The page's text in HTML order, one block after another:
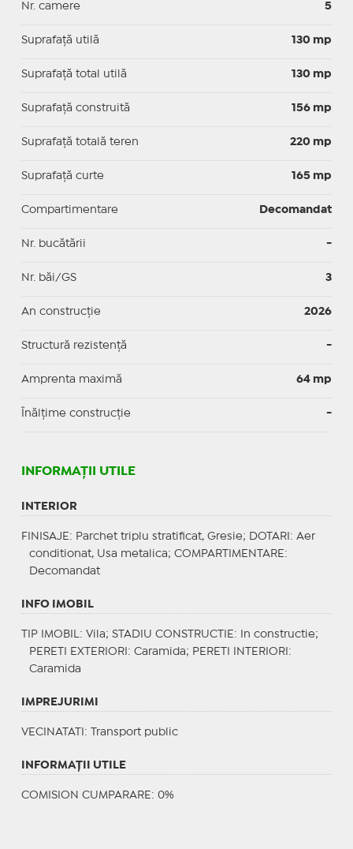
Nr. camere 5
Suprafaţă utilă 130 mp
Suprafaţă total utilă 130 mp
Suprafaţă construită 156 mp
Suprafață totală teren 220 mp
Suprafaţă curte 165 mp
Compartimentare Decomandat
Nr. bucătării -
Nr. băi/GS 3
An construcție 2026
Structură rezistență -
Amprenta maximă 64 mp
Înălțime construcție -
INFORMAŢII UTILE
INTERIOR
FINISAJE : Parchet triplu stratificat, Gresie; DOTARI : Aer
conditionat, Usa metalica; COMPARTIMENTARE :
Decomandat
INFO IMOBIL
TIP IMOBIL : Vila; STADIU CONSTRUCTIE : In constructie;
PERETI EXTERIORI : Caramida; PERETI INTERIORI :
Caramida
IMPREJURIMI
VECINATATI : Transport public
INFORMAŢII UTILE
COMISION CUMPARARE: 0%